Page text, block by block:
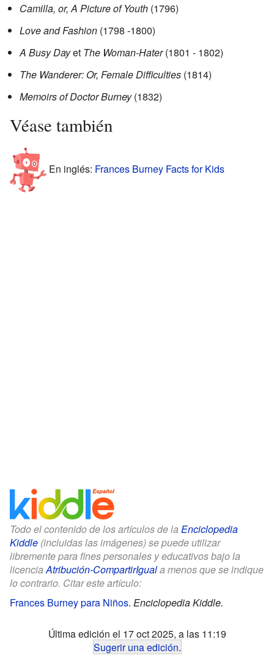
Camilla, or, A Picture of Youth (1796)
Love and Fashion (1798 -1800)
A Busy Dayet The Woman-Hater(1801 - 1802)
The Wanderer: Or, Female Difficulties (1814)
Memoirs of Doctor Burney(1832)
Véase también
En inglés: Frances Burney Facts for Kids
Todo el contenido de los artículos de la Enciclopedia
Kiddle (incluidas las imágenes) se puede utilizar
libremente para fines personales y educativos bajo la
licenciaAtribución-CompartirIguala menos que se indique
lo contrario. Citar este artículo:
Frances Burney para Niños. Enciclopedia Kiddle.
Última edición el 17 oct 2025, a las 11:19
Sugerir una edición.